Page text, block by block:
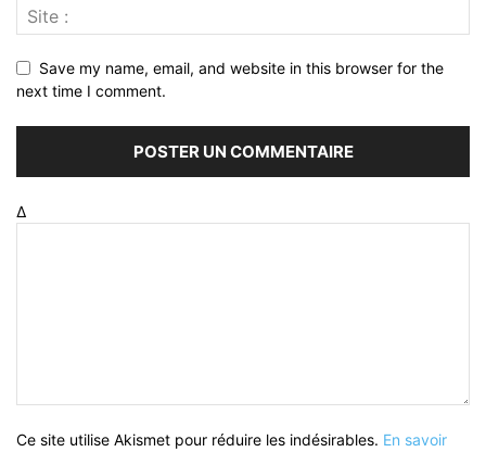
Save my name, email, and website in this browser for the
next time I comment.
Δ
Ce site utilise Akismet pour réduire les indésirables. En savoir